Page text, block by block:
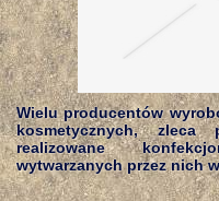
Wielu producentów
kosmetycznych, zleca
realizowane
wytwarzanych przez nich